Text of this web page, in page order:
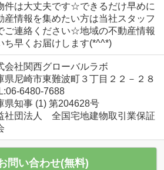
件は大丈夫です☆できるだけ早めに
産情報を集めたい方は当社スタッフ
ご連絡ください☆地域の不動産情報
ち早くお届けします(*^^*)
会社関西グローバルラボ
県尼崎市東難波町３丁目２２－２８
6480-7688
県知事 (1) 第204628号
社団法人 全国宅地建物取引業保証
問い合わせ(無料)